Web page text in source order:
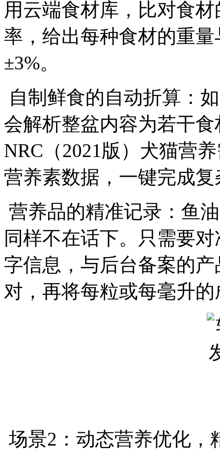
用云端食材库，比对食
率，给出每种食材的重
±3%。
自制鲜食的自动折算：
会解析整盆内容为若干
NRC（2021版）犬猫营
营养素数据，一键完成
营养品的精准记录：鱼
同样不在话下。只需要
字信息，与后台备案的
对，再将每粒或每毫升
场景2：动态营养优化